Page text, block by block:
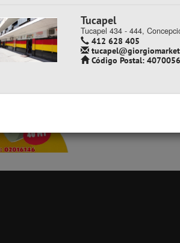
Tucapel
Tucapel 434 - 444,
412 628 405
Código Postal: 4070056